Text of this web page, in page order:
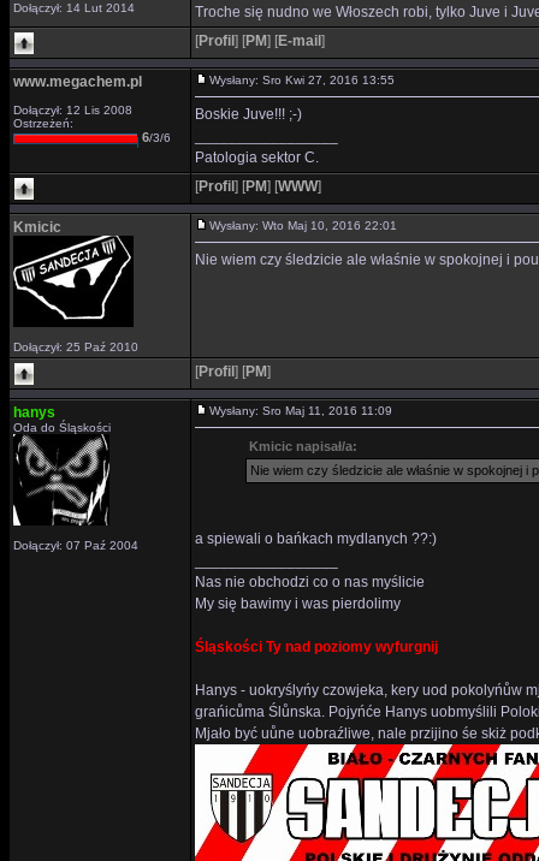
Dołączył: 14 Lut 2014
Troche się nudno we Włoszech robi, tylko Juve i
[Profil ] [PM] [E-mail ]
www.megachem.pl
Dołączył: 12 Lis 2008
Ostrzeżeń:
6/3/6
Wysłany: Sro Kwi 27, 2016 13:55
Boskie Juve!!! ;-)
Patologia sektor C.
[Profil ] [PM] [WWW]
Kmicic
Dołączył: 25 Paź 2010
Wysłany: Wto Maj 10, 2016 22:01
Nie wiem czy śledzicie ale właśnie w spokojnej i
[Profil ] [PM]
hanys
Oda do Śląskości
Dołączył: 07 Paź 2004
Wysłany: Sro Maj 11, 2016 11:09
Kmicic napisał/a:
Nie wiem czy śledzicie ale właśnie w spokojnej
a spiewali o bańkach mydlanych ??:)
Nas nie obchodzi co o nas myślicie
My się bawimy i was pierdolimy
Śląskości Ty nad poziomy wyfurgnij
Hanys - uokryślyńy czowjeka, kery uod pokolyńůw
grańicůma Ślůnska. Pojyńće Hanys uobmyślili
Mjało być uůne uobraźliwe, nale przijino śe skiż